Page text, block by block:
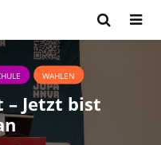
WAHLEN
Jetzt bist